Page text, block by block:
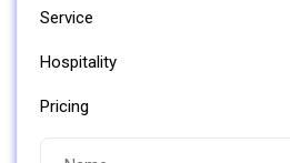
Service
Hospitality
Pricing